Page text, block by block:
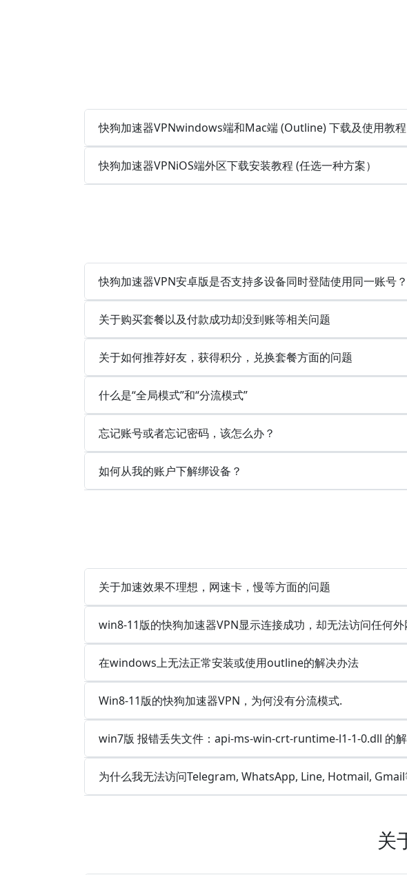
快狗加速器VPNwindows端和Mac端 (Outline) 下载及使用教程
快狗加速器VPNiOS端外区下载安装教程 (任选一种方案）
快狗加速器VPN安卓版是否支持多设备同时登陆使用同一账号？
关于购买套餐以及付款成功却没到账等相关问题
关于如何推荐好友，获得积分，兑换套餐方面的问题
什么是“全局模式”和“分流模式”
忘记账号或者忘记密码，该怎么办？
如何从我的账户下解绑设备？
关于加速效果不理想，网速卡，慢等方面的问题
win8-11版的快狗加速器VPN显示连接成功，却无法访问任何
在windows上无法正常安装或使用outline的解决办法
Win8-11版的快狗加速器VPN，为何没有分流模式.
win7版 报错丢失文件：api-ms-win-crt-runtime-l1-1-0.dll 的
为什么我无法访问Telegram, WhatsApp, Line, Hotmail,
关